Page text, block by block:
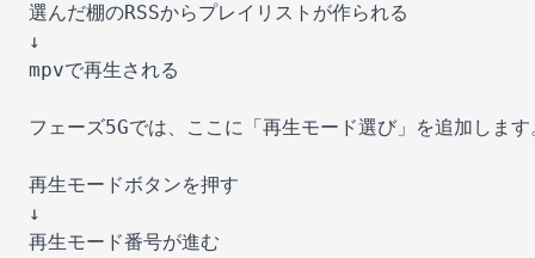
選んだ棚のRSSからプレイリストが作られる
↓
mpvで再生される
フェーズ5Gでは、ここに「再生モード選び」を追加します
再生モードボタンを押す
↓
再生モード番号が進む